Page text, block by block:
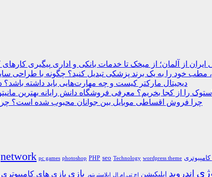
از آلمان؛ از میخک تا خدمات بانکی و اداری
خود را به یک برند پزشکی تبدیل کنید؟
دیجیتال مارکتر کیست و چه مهارت‌هایی باید داشته باشد؟
استوک را از کجا بخریم؟ معرفی فروشگاه دانش رایانه
چرا فروش اقساطی موبایل بین جوانان محبوب شده است؟
network pc games photoshop PHP seo Technology wordpress theme
اندروید اپلیکیشن اچ تی ام ال ایلاستریتور بازی بازی های کامپیوتری